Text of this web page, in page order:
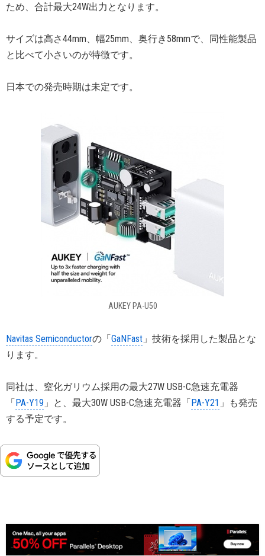
ため、合計最大24W出力となります。
サイズは高さ44mm、幅25mm、奥行き58mmで、同性能製品
と比べて小さいのが特徴です。
日本での発売時期は未定です。
AUKEY PA-U50
Navitas Semiconductorの「GaNFast 」技術を採用した製品とな
ります。
同社は、窒化ガリウム採用の最大27W USB-C急速充電器
「PA-Y19 」と、最大30W USB-C急速充電器「PA-Y21 」も発売
する予定です。